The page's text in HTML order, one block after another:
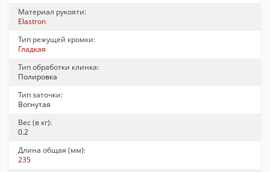
Материал рукояти:
Elastron
Тип режущей кромки:
Гладкая
Тип обработки клинка:
Полировка
Тип заточки:
Вогнутая
Вес (в кг):
0.2
Длина общая (мм):
235